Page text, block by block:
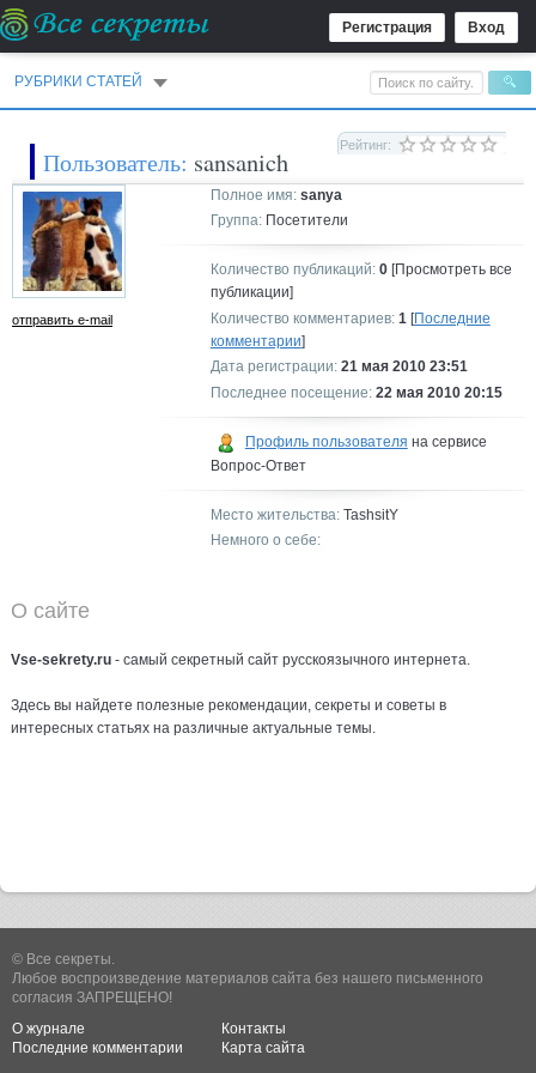
Регистрация Вход
РУБРИКИ СТАТЕЙ
Пользователь: sansanich Рейтинг:
отправить e-mail
Полное имя: sanya
Группа:Посетители
Количество публикаций: 0[Просмотреть все
публикации]
Количество комментариев: 1 [Последние
комментарии]
Дата регистрации: 21 мая 2010 23:51
Последнее посещение: 22 мая 2010 20:15
Профиль пользователя на сервисе
Вопрос-Ответ
Место жительства:TashsitY
Немного о себе:
О сайте
Vse-sekrety.ru - самый секретный сайт русcкоязычного интернета.
Здесь вы найдете полезные рекомендации, секреты и советы в
интересных статьях на различные актуальные темы.
© Все секреты.
Любое воспроизведение материалов сайта без нашего письменного
согласия ЗАПРЕЩЕНО!
О журнале
Контакты
Последние комментарии
Карта сайта